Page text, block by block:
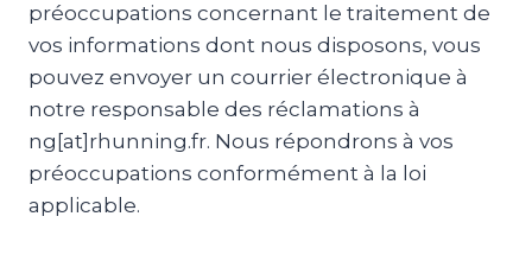
préoccupations concernant le traitement de
vos informations dont nous disposons, vous
pouvez envoyer un courrier électronique à
notre responsable des réclamations à
ng[at]rhunning.fr. Nous répondrons à vos
préoccupations conformément à la loi
applicable.